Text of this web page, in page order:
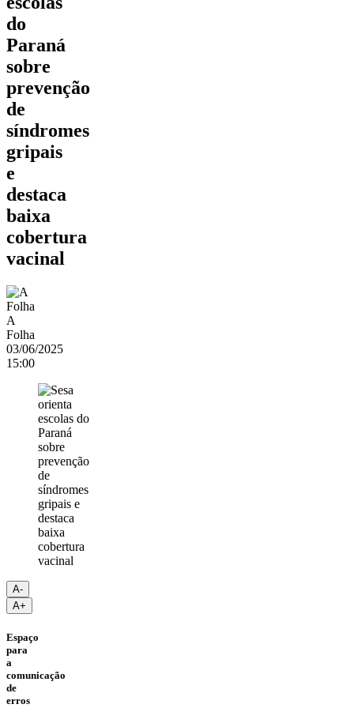
do
Paraná
sobre
prevenção
de
síndromes
gripais
e
destaca
baixa
cobertura
vacinal
A
Folha
03/06/2025
15:00
A-
A+
Espaço
para
a
comunicação
de
erros